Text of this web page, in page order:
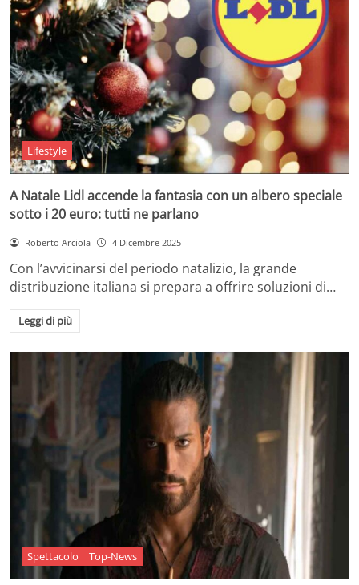
Lifestyle
A Natale Lidl accende la fantasia con un albero speciale
sotto i 20 euro: tutti ne parlano
Roberto Arciola 4 Dicembre 2025
Con l’avvicinarsi del periodo natalizio, la grande
distribuzione italiana si prepara a offrire soluzioni di…
Leggi di più
Spettacolo Top-News